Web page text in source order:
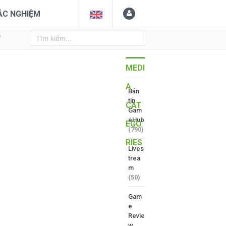
NGHIỆM
MEDI
A
CAT
EGO
RIES
Bản
tin
Gam
eHub
(790)
Lives
trea
m
(50)
Gam
e
Revie